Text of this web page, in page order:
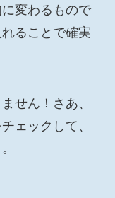
変わるもので
ることで確実
せん！さあ、
ェックして、